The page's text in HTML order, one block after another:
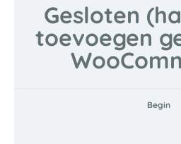
Gesloten
toevoegen
Begin